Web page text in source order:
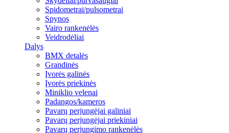
Spidometrai/pulsometrai
Spynos
Vairo rankenėlės
Veidrodėliai
Dalys
BMX detalės
Grandinės
Įvorės galinės
Įvorės priekinės
Miniklio velenai
Padangos/kameros
Pavarų perjungėjai galiniai
Pavarų perjungėjai priekiniai
Pavarų perjungimo rankenėlės